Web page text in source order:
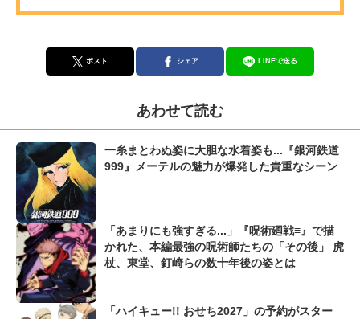
ポスト シェア LINEで送る
あわせて読む
一糸まとわぬ姿に大胆な水着姿も...『銀河鉄道
999』メーテルの魅力が爆発した貴重なシーン
「あまりにも強すぎる...」『呪術廻戦≡』で描
かれた、本編最強の呪術師たちの「その後」 虎
杖、東堂、釘崎らの数十年後の姿とは
「ハイキュー!! おせち2027」の予約がスター